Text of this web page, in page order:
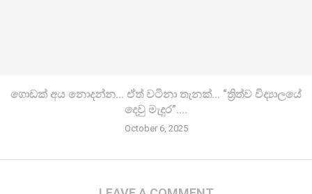
ගොඩක් අය නොදන්න… ඒත් වටිනා තැනක්… “ත්‍රිත්ව විද්‍යාලයේ
දෙවු මැදුර”….
October 6, 2025